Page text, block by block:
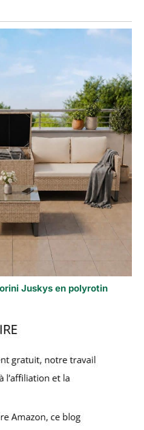
Juskys en polyrotin